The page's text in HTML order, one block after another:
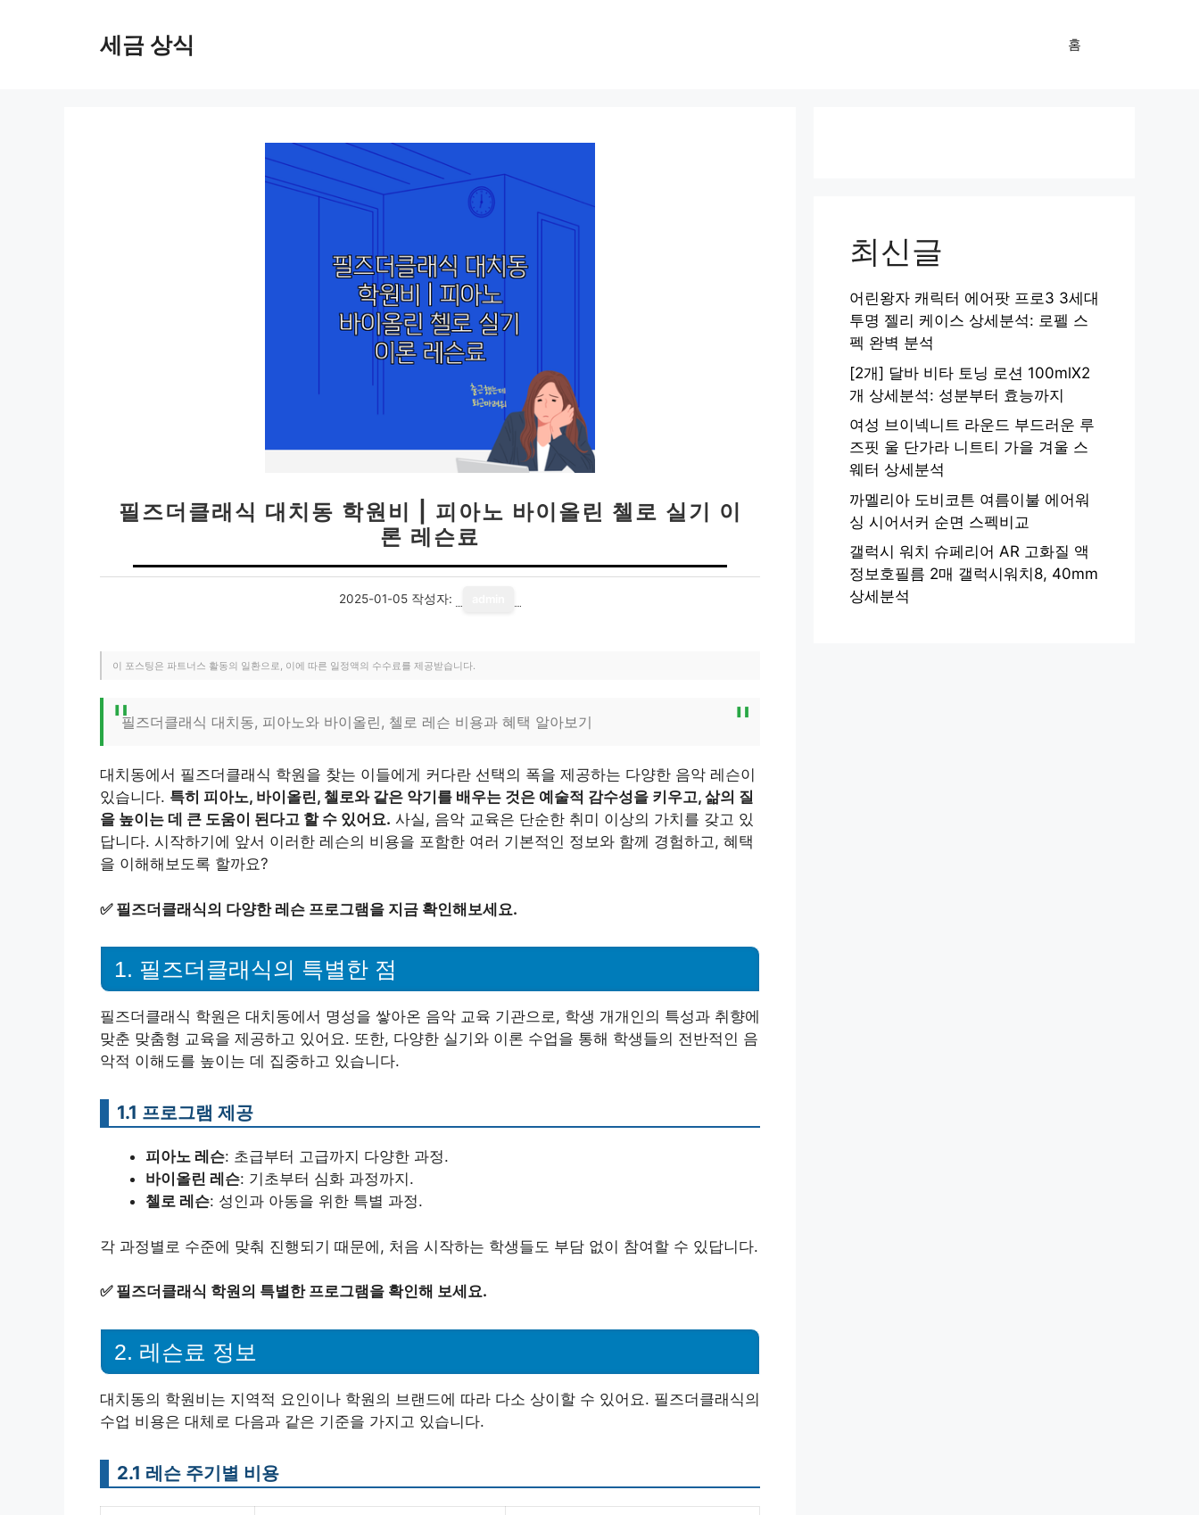
세금 상식 홈
필즈더클래식 대치동 학원비 | 피아노 바이올린 첼로 실기 이
론 레슨료
2025-01-05 작성자:
이 포스팅은 파트너스 활동의 일환으로, 이에 따른 일정액의 수수료를 제공받습니다.
필즈더클래식 대치동, 피아노와 바이올린, 첼로 레슨 비용과 혜택 알아보기
대치동에서 필즈더클래식 학원을 찾는 이들에게 커다란 선택의 폭을 제공하는 다양한 음악 레슨이
있습니다. 특히 피아노, 바이올린, 첼로와 같은 악기를 배우는 것은 예술적 감수성을 키우고, 삶의 질
을 높이는 데 큰 도움이 된다고 할 수 있어요. 사실, 음악 교육은 단순한 취미 이상의 가치를 갖고 있
답니다. 시작하기에 앞서 이러한 레슨의 비용을 포함한 여러 기본적인 정보와 함께 경험하고, 혜택
을 이해해보도록 할까요?
✅ 필즈더클래식의 다양한 레슨 프로그램을 지금 확인해보세요.
1. 필즈더클래식의 특별한 점
필즈더클래식 학원은 대치동에서 명성을 쌓아온 음악 교육 기관으로, 학생 개개인의 특성과 취향에
맞춘 맞춤형 교육을 제공하고 있어요. 또한, 다양한 실기와 이론 수업을 통해 학생들의 전반적인 음
악적 이해도를 높이는 데 집중하고 있습니다.
1.1 프로그램 제공
피아노 레슨: 초급부터 고급까지 다양한 과정.
바이올린 레슨: 기초부터 심화 과정까지.
첼로 레슨: 성인과 아동을 위한 특별 과정.
각 과정별로 수준에 맞춰 진행되기 때문에, 처음 시작하는 학생들도 부담 없이 참여할 수 있답니다.
✅ 필즈더클래식 학원의 특별한 프로그램을 확인해 보세요.
2. 레슨료 정보
대치동의 학원비는 지역적 요인이나 학원의 브랜드에 따라 다소 상이할 수 있어요. 필즈더클래식의
수업 비용은 대체로 다음과 같은 기준을 가지고 있습니다.
2.1 레슨 주기별 비용
최신글
어린왕자 캐릭터 에어팟 프로3 3세대
투명 젤리 케이스 상세분석: 로펠 스
펙 완벽 분석
[2개] 달바 비타 토닝 로션 100mlX2
개 상세분석: 성분부터 효능까지
여성 브이넥니트 라운드 부드러운 루
즈핏 울 단가라 니트티 가을 겨울 스
웨터 상세분석
까멜리아 도비코튼 여름이불 에어워
싱 시어서커 순면 스펙비교
갤럭시 워치 슈페리어 AR 고화질 액
정보호필름 2매 갤럭시워치8, 40mm
상세분석